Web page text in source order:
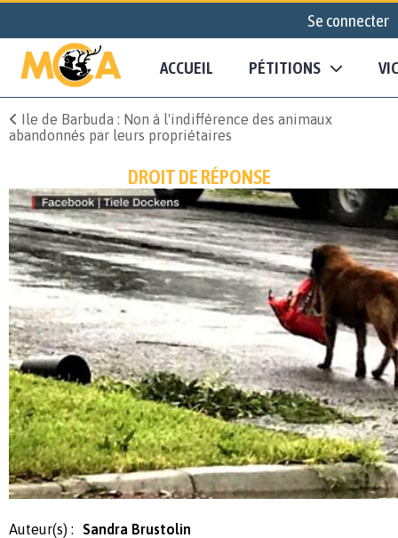
Se connecter
ACCUEIL PÉTITIONS
Ile de Barbuda : Non à l'indifférence des animaux
abandonnés par leurs propriétaires
DROIT DE RÉPONSE
Auteur(s) : Sandra Brustolin